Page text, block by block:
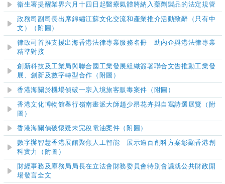
衞生署提醒業界六月十四日起醫療氣體將納入藥劑製品的法定規管
政務司副司長出席錦繡江蘇文化交流和產業推介活動致辭（只有中
文）（附圖）
律政司首推支援出海香港法律專業服務名冊 助內企與港法律專業
精準對接
創新科技及工業局與聯合國工業發展組織簽署聯合文告推動工業發
展、創新及數字轉型合作 （附圖）
香港海關於機場偵破一宗入境旅客販毒案件（附圖）
香港文化博物館舉行嶺南畫派大師趙少昂花卉與自寫詩選展覽（附
圖）
香港海關偵破懷疑未完稅電油案件（附圖）
數字辦智慧香港展館聚焦人工智能 展示逾百創科方案彰顯香港創
科實力（附圖）
財經事務及庫務局局長在立法會財務委員會特別會議就公共財政開
場發言全文